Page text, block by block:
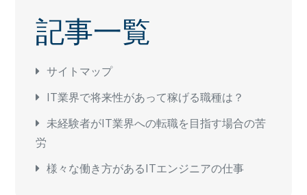
記事一覧
サイトマップ
IT業界で将来性があって稼げる職種は？
未経験者がIT業界への転職を目指す場合の苦
労
様々な働き方があるITエンジニアの仕事